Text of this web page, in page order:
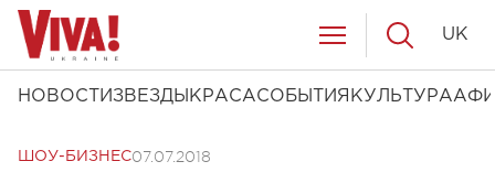
НОВОСТИ ЗВЕЗДЫ КРАСАСОБЫТИЯ КУЛЬТУРА
UK
ШОУ-БИЗНЕС07.07.2018